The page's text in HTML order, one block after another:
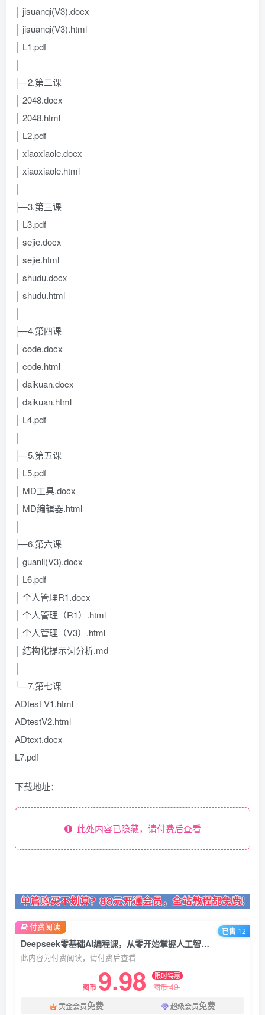
│ jisuanqi(V3).docx
│ jisuanqi(V3).html
│ L1.pdf
│
├─2.第二课
│ 2048.docx
│ 2048.html
│ L2.pdf
│ xiaoxiaole.docx
│ xiaoxiaole.html
│
├─3.第三课
│ L3.pdf
│ sejie.docx
│ sejie.html
│ shudu.docx
│ shudu.html
│
├─4.第四课
│ code.docx
│ code.html
│ daikuan.docx
│ daikuan.html
│ L4.pdf
│
├─5.第五课
│ L5.pdf
│ MD工具.docx
│ MD编辑器.html
│
├─6.第六课
│ guanli(V3).docx
│ L6.pdf
│ 个人管理R1.docx
│ 个人管理（R1）.html
│ 个人管理（V3）.html
│ 结构化提示词分析.md
│
└─7.第七课
ADtest V1.html
ADtestV2.html
ADtext.docx
L7.pdf
下载地址：
此处内容已隐藏，请付费后查看
Deepseek零基础AI编程课，从零开始掌握人工智能编程的核心技能！
此内容为付费阅读，请付费后查看
图币 9.98 限时特惠
图币49
黄金会员免费 超级会员免费
付费阅读 已售 12